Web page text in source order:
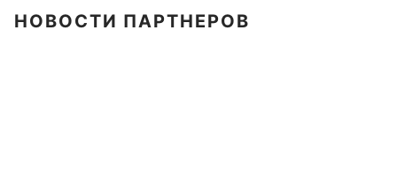
НОВОСТИ ПАРТНЕРОВ